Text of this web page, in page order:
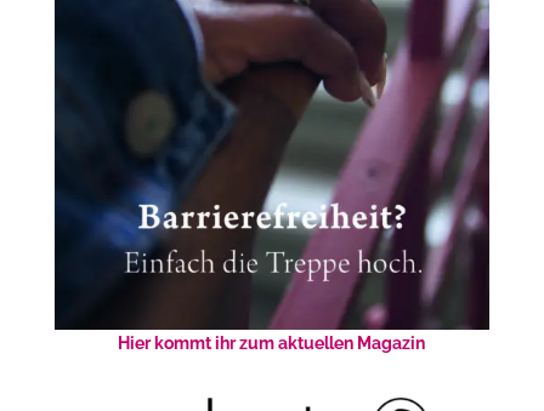
Hier kommt ihr zum aktuellen Magazin